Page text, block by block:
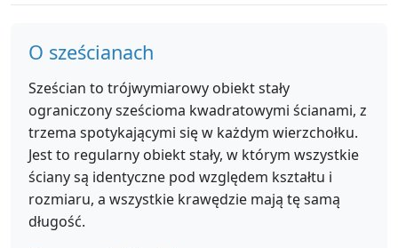
O sześcianach
Sześcian to trójwymiarowy obiekt stały
ograniczony sześcioma kwadratowymi ścianami, z
trzema spotykającymi się w każdym wierzchołku.
Jest to regularny obiekt stały, w którym wszystkie
ściany są identyczne pod względem kształtu i
rozmiaru, a wszystkie krawędzie mają tę samą
długość.